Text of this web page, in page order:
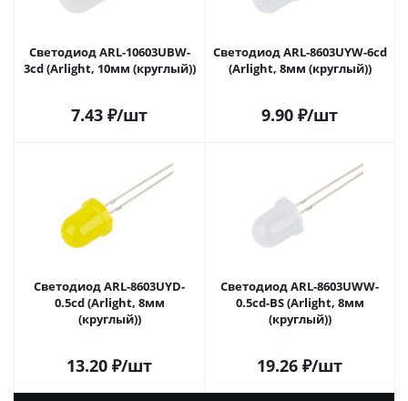
Светодиод ARL-10603UBW-
3cd (Arlight, 10мм (круглый))
7.43 ₽/шт
Светодиод ARL-8603UYW-6cd
(Arlight, 8мм (круглый))
9.90 ₽/шт
Светодиод ARL-8603UYD-
0.5cd (Arlight, 8мм
(круглый))
13.20 ₽/шт
Светодиод ARL-8603UWW-
0.5cd-BS (Arlight, 8мм
(круглый))
19.26 ₽/шт